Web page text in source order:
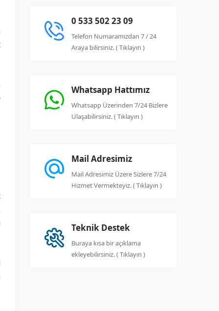
0 533 502 23 09
Telefon Numaramızdan 7 / 24
Araya bilirsiniz. ( Tıklayın )
Whatsapp Hattımız
Whatsapp Üzerinden 7/24 Bizlere
Ulaşabilirsiniz. ( Tıklayın )
Mail Adresimiz
Mail Adresimiz Üzere Sizlere 7/24
Hizmet Vermekteyiz. ( Tıklayın )
Teknik Destek
Buraya kısa bir açıklama
ekleyebilirsiniz. ( Tıklayın )